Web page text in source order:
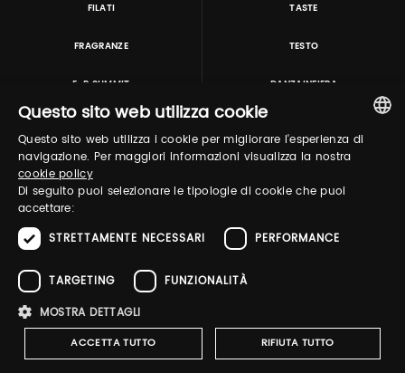
FILATI TASTE
FRAGRANZE TESTO
E-P SUMMIT DANZAINFIERA
TUTORING & CONSULTING
Pitti Immagine S.r.l. P.I./CF 03443240480 Capitale sociale 648.457 € N° iscriz. Reg.
imprese Firenze REA FI-363274 ·
Whistleblowing·Cookies
Policy- Dichiarazione di accessibilità
ITALIAN
Questo sito web utilizza cookie
Questo sito web utilizza i cookie per migliorare l'esperienza di
navigazione. Per maggiori informazioni visualizza la nostra
cookie policy
Di seguito puoi selezionare le tipologie di cookie che puoi
accettare:
STRETTAMENTE NECESSARI
PERFORMANCE
TARGETING
FUNZIONALITÀ
MOSTRA DETTAGLI
ACCETTA TUTTO RIFIUTA TUTTO